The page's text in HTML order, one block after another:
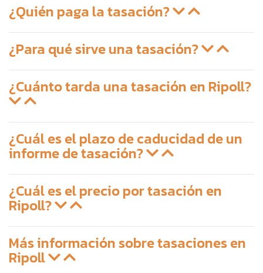
¿Quién paga la tasación?
¿Para qué sirve una tasación?
¿Cuánto tarda una tasación en Ripoll?
¿Cuál es el plazo de caducidad de un
informe de tasación?
¿Cuál es el precio por tasación en
Ripoll?
Más información sobre tasaciones en
Ripoll